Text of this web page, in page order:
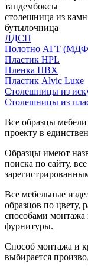
тандембоксы
столешница из
бутылочница
ЛДСП
Полотно АГТ
Пластик HPL
Пленка ПВХ
Пластик Alvic Luxe
Столешницы из
Столешницы из
Все образцы
проекту в
Образцы имеют
поиска по сайту,
Все мебельные
образцов по цвету,
способами
фурнитуры.
Способ монтажа и
выбирается